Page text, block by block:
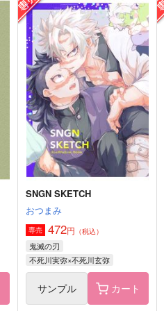
九十九
630円（税込）
不死川実弥×不死川玄弥
サンプル 作品詳細
SNGN SKETCH
おつまみ
専売 472円 （税込）
鬼滅の刃
不死川実弥×不死川玄弥
サンプル カート